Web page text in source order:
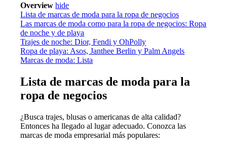
Overview hide
Lista de marcas de moda para la ropa de negocios
Las marcas de moda como para la ropa de negocios: Ropa
de noche y de playa
Trajes de noche: Dior, Fendi y OhPolly
Ropa de playa: Asos, Janthee Berlin y Palm Angels
Marcas de moda: Lista
Lista de marcas de moda para la
ropa de negocios
¿Busca trajes, blusas o americanas de alta calidad?
Entonces ha llegado al lugar adecuado. Conozca las
marcas de moda empresarial más populares: